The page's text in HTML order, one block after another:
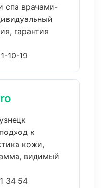
спа врачами-
гарантия
10-19
к
кожи,
видимый
34 54